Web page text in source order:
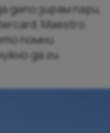
депозирам пари,
Maestro,
помни
да ги